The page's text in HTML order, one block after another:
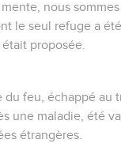
nous
le seul refuge a
proposée.
du feu, échappé au
une maladie, été
étrangères.